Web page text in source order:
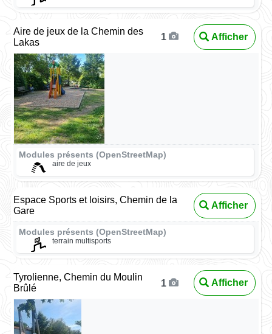
Aire de jeux de la Chemin des
Lakas
1 Afficher
Modules présents (OpenStreetMap)
aire de jeux
Espace Sports et loisirs, Chemin de la
Gare
Afficher
Modules présents (OpenStreetMap)
terrain multisports
Tyrolienne, Chemin du Moulin
Brûlé
1 Afficher